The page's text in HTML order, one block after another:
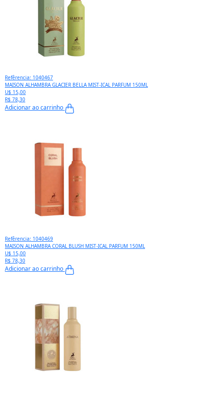
Refêrencia: 1040467
MAISON ALHAMBRA GLACIER BELLA MIST-ICAL PARFUM 150ML
U$ 15,00
R$ 78,30
Adicionar ao carrinho
Refêrencia: 1040469
MAISON ALHAMBRA CORAL BLUSH MIST-ICAL PARFUM 150ML
U$ 15,00
R$ 78,30
Adicionar ao carrinho